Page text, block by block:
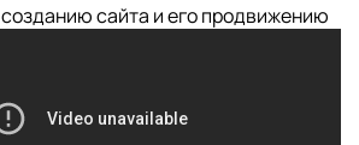
сайта и его продвижению